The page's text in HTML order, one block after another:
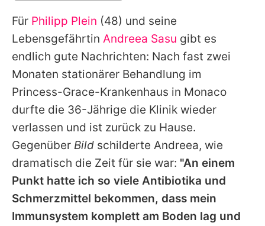
Alle Themen auf Promiflash
Jobs
App runterladen
Team
Redaktionelle Richtlinien
Impressum
Datenschutzerklärung
Nutzungsbedingungen
Für Philipp Plein (48) und seine
Lebensgefährtin Andreea Sasu gibt es
endlich gute Nachrichten: Nach fast zwei
Monaten stationärer Behandlung im
Princess-Grace-Krankenhaus in Monaco
durfte die 36-Jährige die Klinik wieder
verlassen und ist zurück zu Hause.
Gegenüber Bild schilderte Andreea, wie
dramatisch die Zeit für sie war: "An einem
Punkt hatte ich so viele Antibiotika und
Schmerzmittel bekommen, dass mein
Immunsystem komplett am Boden lag und